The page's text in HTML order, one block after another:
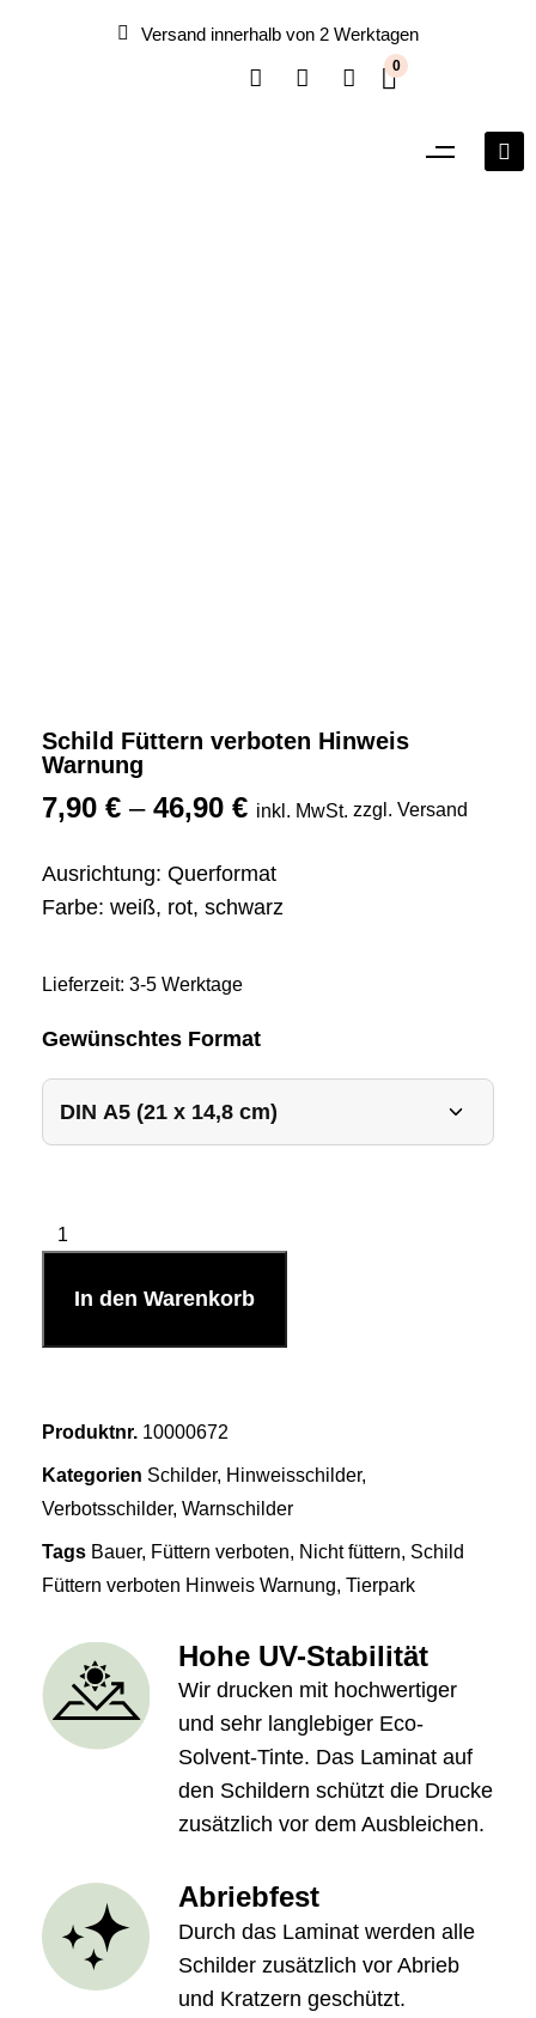
Versand innerhalb von 2 Werktagen
0
Schild Füttern verboten Hinweis
Warnung
7,90 € – 46,90 € inkl. MwSt. zzgl. Versand
Ausrichtung: Querformat
Farbe: weiß, rot, schwarz
Lieferzeit: 3-5 Werktage
Gewünschtes Format
In den Warenkorb
Produktnr. 10000672
Kategorien Schilder, Hinweisschilder,
Verbotsschilder, Warnschilder
Tags Bauer, Füttern verboten, Nicht füttern, Schild
Füttern verboten Hinweis Warnung, Tierpark
Hohe UV-Stabilität
Wir drucken mit hochwertiger
und sehr langlebiger Eco-
Solvent-Tinte. Das Laminat auf
den Schildern schützt die Drucke
zusätzlich vor dem Ausbleichen.
Abriebfest
Durch das Laminat werden alle
Schilder zusätzlich vor Abrieb
und Kratzern geschützt.